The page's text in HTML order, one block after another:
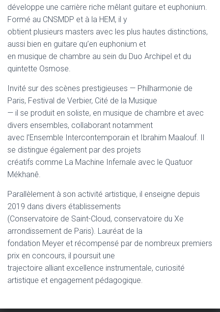
développe une carrière riche mêlant guitare et euphonium.
Formé au CNSMDP et à la HEM, il y
obtient plusieurs masters avec les plus hautes distinctions,
aussi bien en guitare qu’en euphonium et
en musique de chambre au sein du Duo Archipel et du
quintette Osmose.
Invité sur des scènes prestigieuses — Philharmonie de
Paris, Festival de Verbier, Cité de la Musique
— il se produit en soliste, en musique de chambre et avec
divers ensembles, collaborant notamment
avec l’Ensemble Intercontemporain et Ibrahim Maalouf. Il
se distingue également par des projets
créatifs comme La Machine Infernale avec le Quatuor
Mékhanê.
Parallèlement à son activité artistique, il enseigne depuis
2019 dans divers établissements
(Conservatoire de Saint-Cloud, conservatoire du Xe
arrondissement de Paris). Lauréat de la
fondation Meyer et récompensé par de nombreux premiers
prix en concours, il poursuit une
trajectoire alliant excellence instrumentale, curiosité
artistique et engagement pédagogique.